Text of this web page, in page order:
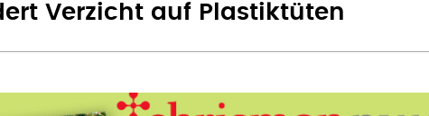
Verzicht auf Plastiktüten